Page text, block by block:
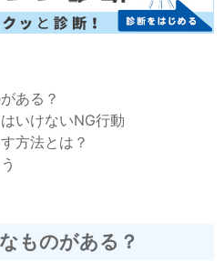
ある？
いけないNG行動
方法とは？
ものがある？